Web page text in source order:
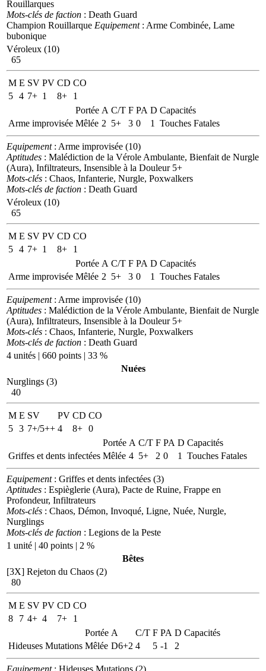
Rouillarques
Mots-clés de faction : Death Guard
Champion Rouillarque Equipement: Arme Combinée, Lame
bubonique
Véroleux (10)
65
M E SV PV CD CO
5 4 7+ 1 8+
1
Portée A C/T F PA D Capacités
Arme improvisée Mêlée 2 5+ 3 0 1 Touches Fatales
Equipement: Arme improvisée (10)
Aptitudes : Malédiction de la Vérole Ambulante, Bienfait de Nurgle
(Aura), Infiltrateurs, Insensible à la Douleur 5+
Mots-clés : Chaos, Infanterie, Nurgle, Poxwalkers
Mots-clés de faction : Death Guard
Véroleux (10)
65
M E SV PV CD CO
5 4 7+ 1 8+
1
Portée A C/T F PA D Capacités
Arme improvisée Mêlée 2 5+ 3 0 1 Touches Fatales
Equipement: Arme improvisée (10)
Aptitudes : Malédiction de la Vérole Ambulante, Bienfait de Nurgle
(Aura), Infiltrateurs, Insensible à la Douleur 5+
Mots-clés : Chaos, Infanterie, Nurgle, Poxwalkers
Mots-clés de faction : Death Guard
4 unités | 660 points | 33 %
Nuées
Nurglings (3)
40
M E SV PV CD CO
5 3 7+/5++ 4 8+ 0
Portée A C/T F PA D Capacités
Griffes et dents infectées Mêlée 4 5+ 2 0 1 Touches Fatales
Equipement: Griffes et dents infectées (3)
Aptitudes : Espièglerie (Aura), Pacte de Ruine, Frappe en
Profondeur, Infiltrateurs
Mots-clés : Chaos, Démon, Invoqué, Ligne, Nuée, Nurgle,
Nurglings
Mots-clés de faction : Legions de la Peste
1 unité | 40 points | 2 %
Bêtes
[3X] Rejeton du Chaos (2)
80
M E SV PV CD CO
8
7 4+ 4 7+
1
Portée A C/T F PA D Capacités
Hideuses Mutations Mêlée D6+2 4 5 -1 2
Equipement: Hideuses Mutations (2)